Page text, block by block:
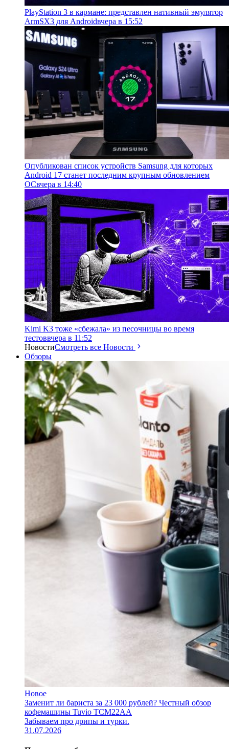
PlayStation 3 в кармане: представлен нативный эмулятор
ArmSX3 для Androidвчера в 15:52
Опубликован список устройств Samsung для которых
Android 17 станет последним крупным обновлением
ОСвчера в 14:40
Kimi K3 тоже «сбежала» из песочницы во время
тестоввчера в 11:52
НовостиСмотреть все Новости
Обзоры
Новое
Заменит ли бариста за 23 000 рублей? Честный обзор
кофемашины Tuvio TCM22AA
Забываем про дрипы и турки.
31.07.2026